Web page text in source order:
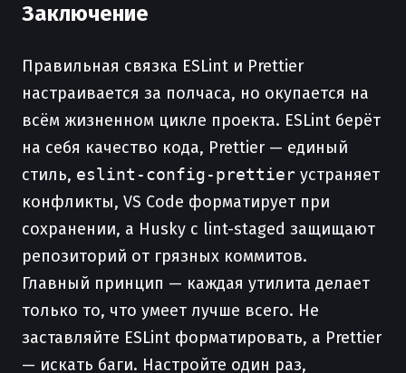
Заключение
Правильная связка ESLint и Prettier
настраивается за полчаса, но окупается на
всём жизненном цикле проекта. ESLint берёт
на себя качество кода, Prettier — единый
стиль, eslint-config-prettier устраняет
конфликты, VS Code форматирует при
сохранении, а Husky с lint-staged защищают
репозиторий от грязных коммитов.
Главный принцип — каждая утилита делает
только то, что умеет лучше всего. Не
заставляйте ESLint форматировать, а Prettier
— искать баги. Настройте один раз,